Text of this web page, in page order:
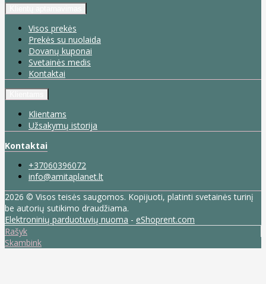
Visos prekės
Prekės su nuolaida
Dovanų kuponai
Svetainės medis
Kontaktai
Klientams
Užsakymų istorija
Kontaktai
+37060396072
info@amitaplanet.lt
2026 © Visos teisės saugomos. Kopijuoti, platinti svetainės turinį
be autorių sutikimo draudžiama.
Elektroninių parduotuvių nuoma - eShoprent.com
Rašyk
Skambink